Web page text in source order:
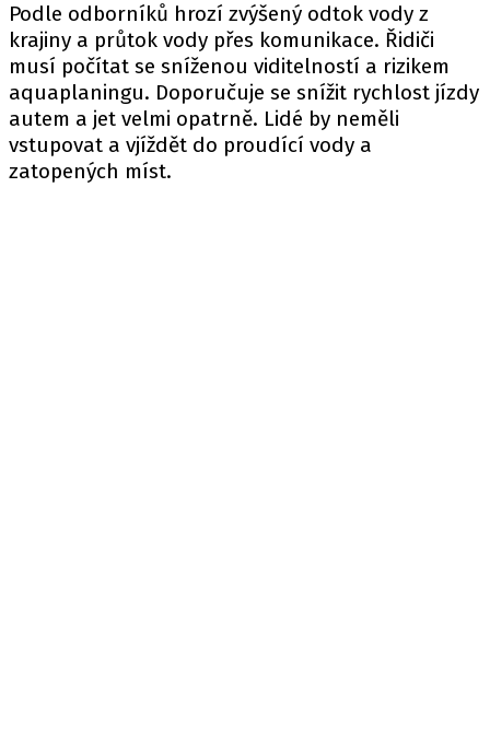
Podle odborníků hrozí zvýšený odtok vody z
krajiny a průtok vody přes komunikace. Řidiči
musí počítat se sníženou viditelností a rizikem
aquaplaningu. Doporučuje se snížit rychlost jízdy
autem a jet velmi opatrně. Lidé by neměli
vstupovat a vjíždět do proudící vody a
zatopených míst.